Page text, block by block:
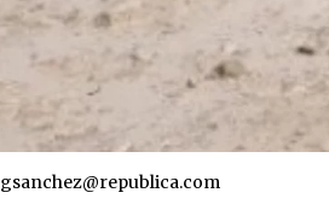
gsanchez@republica.com